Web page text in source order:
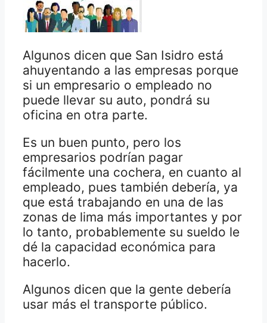
Algunos dicen que San Isidro está
ahuyentando a las empresas porque
si un empresario o empleado no
puede llevar su auto, pondrá su
oficina en otra parte.
Es un buen punto, pero los
empresarios podrían pagar
fácilmente una cochera, en cuanto al
empleado, pues también debería, ya
que está trabajando en una de las
zonas de lima más importantes y por
lo tanto, probablemente su sueldo le
dé la capacidad económica para
hacerlo.
Algunos dicen que la gente debería
usar más el transporte público.